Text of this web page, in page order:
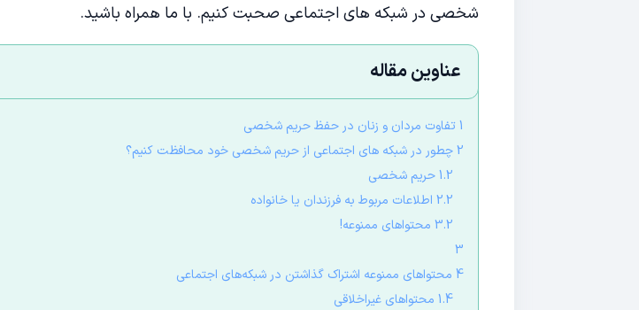
شخصی در شبکه های اجتماعی صحبت کنیم. با ما همراه باشید.
عناوین مقاله
1 تفاوت مردان و زنان در حفظ حریم شخصی
2 چطور در شبکه های اجتماعی از حریم شخصی خود محافظت کنیم؟
1.2 حریم شخصی
2.2 اطلاعات مربوط به فرزندان یا خانواده
3.2 محتواهای ممنوعه!
3
4 محتواهای ممنوعه اشتراک گذاشتن در شبکه‌های اجتماعی
1.4 محتواهای غیراخلاقی